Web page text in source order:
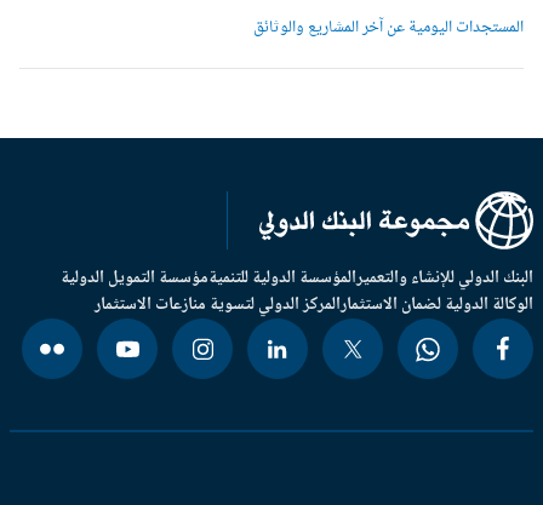
المستجدات اليومية عن آخر المشاريع والوثائق
الدولي للإنشاء والتعميرالمؤسسة الدولية للتنميةمؤسسة التمويل الدولية
الدولية لضمان الاستثمارالمركز الدولي لتسوية منازعات الاستثمار